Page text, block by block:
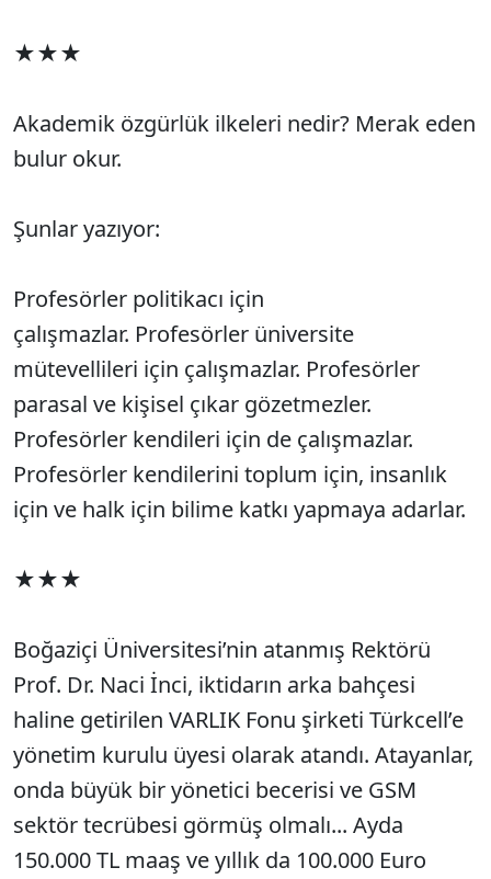
★★★
Akademik özgürlük ilkeleri nedir? Merak eden
bulur okur.
Şunlar yazıyor:
Profesörler politikacı için
çalışmazlar. Profesörler üniversite
mütevellileri için çalışmazlar. Profesörler
parasal ve kişisel çıkar gözetmezler.
Profesörler kendileri için de çalışmazlar.
Profesörler kendilerini toplum için, insanlık
için ve halk için bilime katkı yapmaya adarlar.
★★★
Boğaziçi Üniversitesi’nin atanmış Rektörü
Prof. Dr. Naci İnci, iktidarın arka bahçesi
haline getirilen VARLIK Fonu şirketi Türkcell’e
yönetim kurulu üyesi olarak atandı. Atayanlar,
onda büyük bir yönetici becerisi ve GSM
sektör tecrübesi görmüş olmalı... Ayda
150.000 TL maaş ve yıllık da 100.000 Euro